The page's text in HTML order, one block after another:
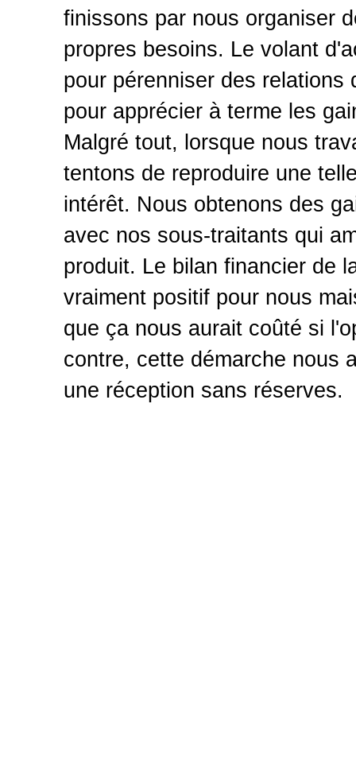
finissons par nous organiser
propres besoins. Le volant
pour pérenniser des
pour apprécier à terme les
Malgré tout, lorsque nous
tentons de reproduire une
intérêt. Nous obtenons des
avec nos sous-traitants qui
produit. Le bilan financier de
vraiment positif pour nous
que ça nous aurait coûté si
contre, cette démarche nous
une réception sans réserves.